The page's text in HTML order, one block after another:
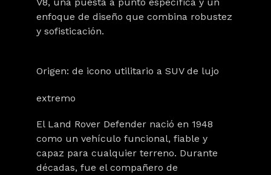
enfoque de diseño que combina robustez
y sofisticación.
Origen: de icono utilitario a SUV de lujo
extremo
El Land Rover Defender nació en 1948
como un vehículo funcional, fiable y
capaz para cualquier terreno. Durante
décadas, fue el compañero de